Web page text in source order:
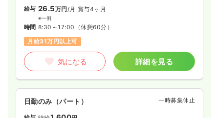
給与 26.5万円 /月 賞与4ヶ月
※一例
時間 8:30～17:00 （休憩60分）
月給31万円以上可
気になる 詳細を見る
日勤のみ（パート） 一時募集休止